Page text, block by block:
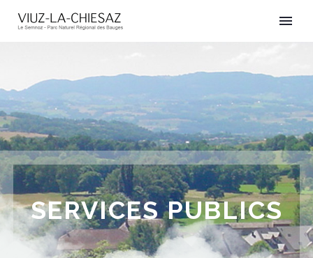
SERVICES PUBLICS